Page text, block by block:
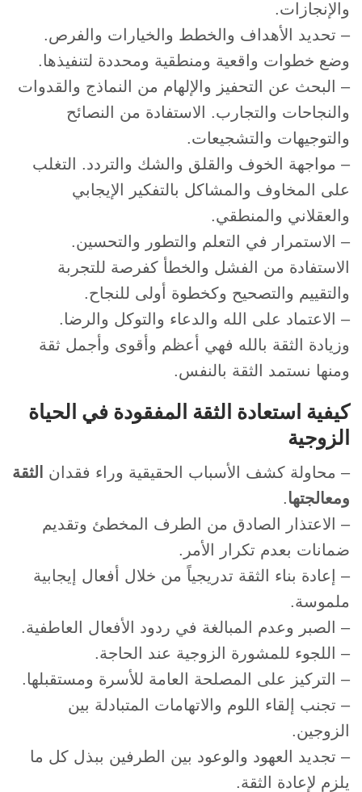
والإنجازات.
– تحديد الأهداف والخطط والخيارات والفرص.
وضع خطوات واقعية ومنطقية ومحددة لتنفيذها.
– البحث عن التحفيز والإلهام من النماذج والقدوات
والنجاحات والتجارب. الاستفادة من النصائح
والتوجيهات والتشجيعات.
– مواجهة الخوف والقلق والشك والتردد. التغلب
على المخاوف والمشاكل بالتفكير الإيجابي
والعقلاني والمنطقي.
– الاستمرار في التعلم والتطور والتحسين.
الاستفادة من الفشل والخطأ كفرصة للتجربة
والتقييم والتصحيح وكخطوة أولى للنجاح.
– الاعتماد على الله والدعاء والتوكل والرضا.
وزيادة الثقة بالله فهي أعظم وأقوى وأجمل ثقة
ومنها نستمد الثقة بالنفس.
كيفية استعادة الثقة المفقودة في الحياة
الزوجية
– محاولة كشف الأسباب الحقيقية وراء فقدان الثقة
ومعالجتها.
– الاعتذار الصادق من الطرف المخطئ وتقديم
ضمانات بعدم تكرار الأمر.
– إعادة بناء الثقة تدريجياً من خلال أفعال إيجابية
ملموسة.
– الصبر وعدم المبالغة في ردود الأفعال العاطفية.
– اللجوء للمشورة الزوجية عند الحاجة.
– التركيز على المصلحة العامة للأسرة ومستقبلها.
– تجنب إلقاء اللوم والاتهامات المتبادلة بين
الزوجين.
– تجديد العهود والوعود بين الطرفين ببذل كل ما
يلزم لإعادة الثقة.